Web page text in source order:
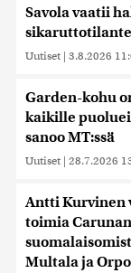
Savola vaatii
Uutiset | 3.8.2026
Garden-kohu
kaikille
sanoo MT:ssä
Uutiset | 28.7.2026
Antti Kurvinen
toimia
Multala ja